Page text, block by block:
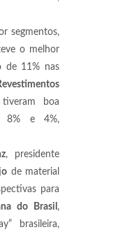
segmentos,
o melhor
de 11% nas
boa
8% e 4%,
, presidente
de material
para
do Brasil ,
brasileira,